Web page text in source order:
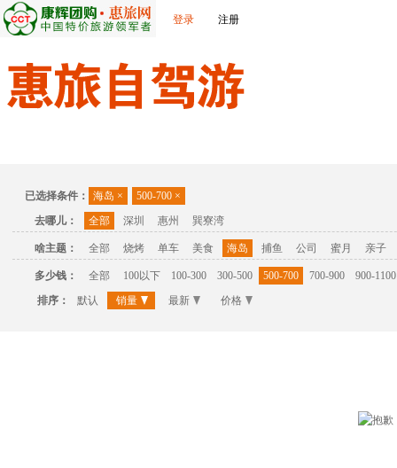
登录 注册
已选择条件： 海岛 × 500-700 ×
去哪儿：
全部 深圳 惠州 巽寮湾
啥主题： 全部 烧烤 单车 美食 海岛 捕鱼 公司 蜜月 亲子
多少钱： 全部 100以下 100-300 300-500 500-700 700-900
900-1100
排序：
默认 销量 最新 价格